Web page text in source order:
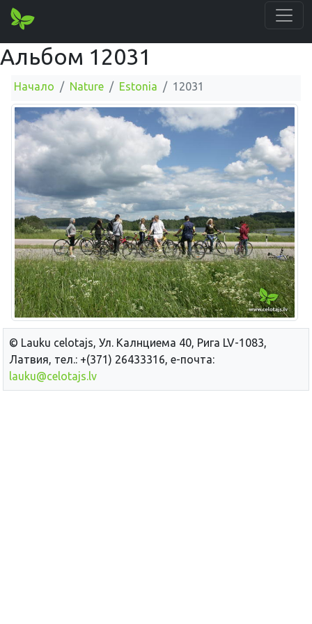
Альбом 12031
Начало Nature Estonia 12031
© Lauku сelotajs, Ул. Калнциема 40, Рига LV-1083,
Латвия, тел.: +(371) 26433316, е-почта:
lauku@celotajs.lv